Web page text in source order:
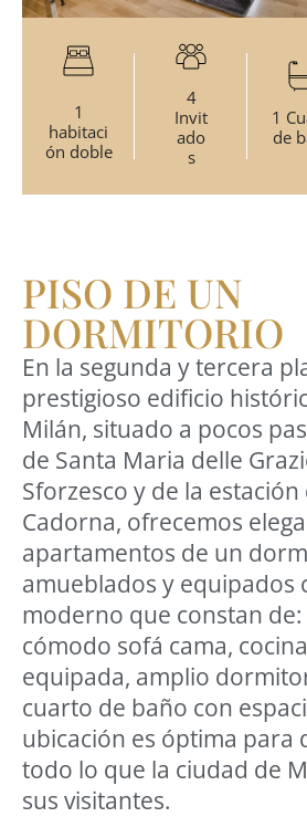
1
habitaci
ón doble
4
Invit
ado
s
1
de
PISO DE UN
DORMITORIO
En la segunda y tercera
prestigioso edificio
Milán, situado a pocos
de Santa Maria delle
Sforzesco y de la
Cadorna, ofrecemos
apartamentos de un
amueblados y equipados
moderno que constan
cómodo sofá cama,
equipada, amplio
cuarto de baño con
ubicación es óptima para
todo lo que la ciudad de
sus visitantes.